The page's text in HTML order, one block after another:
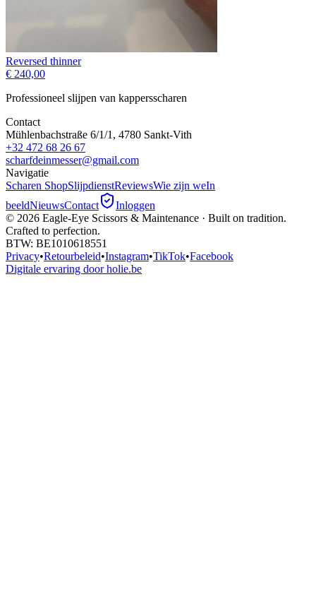
Reversed thinner
€ 240,00
Professioneel slijpen van kappersscharen
Contact
Mühlenbachstraße 6/1/1, 4780 Sankt-Vith
+32 472 68 26 67
scharfdeinmesser@gmail.com
Navigatie
Scharen ShopSlijpdienstReviewsWie zijn weIn
beeldNieuwsContact
Inloggen
© 2026 Eagle-Eye Scissors & Maintenance · Built on tradition.
Crafted to perfection.
BTW: BE1010618551
Privacy•Retourbeleid•Instagram•TikTok•Facebook
Digitale ervaring door holie.be